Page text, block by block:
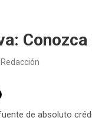
Redacción
de absoluto